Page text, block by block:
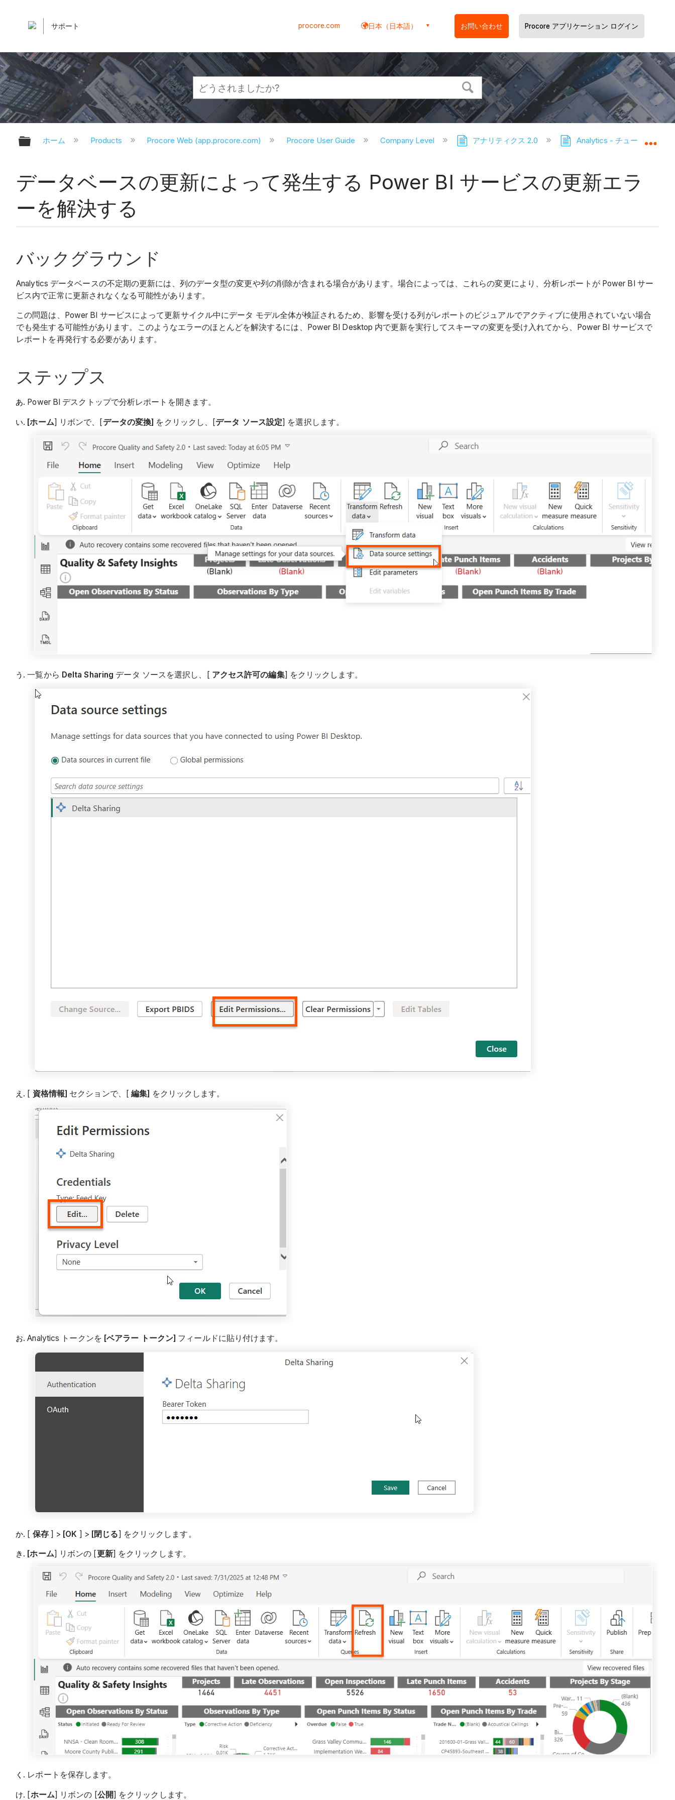
サポート procore.com 日本（日本語） お問い合わせ Procore アプリケーション ログイン
グローバル階層を展開/折りたたむ
ホーム Products Procore Web (app.procore.com) Procore User Guide Company Level アナリティクス 2.0 Analytics - チュートリアル
データベースの更新によって発生する Power BI サービスの更新エラ
ーを解決する
バックグラウンド
Analytics データベースの不定期の更新には、列のデータ型の変更や列の削除が含まれる場合があります。場合によっては、これらの変更により、分析レポートが Power BI サー
ビス内で正常に更新されなくなる可能性があります。
この問題は、Power BI サービスによって更新サイクル中にデータ モデル全体が検証されるため、影響を受ける列がレポートのビジュアルでアクティブに使用されていない場合
でも発生する可能性があります。このようなエラーのほとんどを解決するには、Power BI Desktop 内で更新を実行してスキーマの変更を受け入れてから、Power BI サービスで
レポートを再発行する必要があります。
ステップス
Power BI デスクトップで分析レポートを開きます。
[ホーム] リボンで、[データの変換] をクリックし、[データ ソース設定] を選択します。
一覧から Delta Sharing データ ソースを選択し、[ アクセス許可の編集] をクリックします。
[ 資格情報] セクションで、[編集] をクリックします。
Analytics トークンを [ベアラー トークン] フィールドに貼り付けます。
[ 保存] > [OK ] > [閉じる] をクリックします。
[ホーム] リボンの [更新] をクリックします。
レポートを保存します。
[ホーム] リボンの [公開] をクリックします。